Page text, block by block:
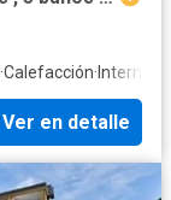
·Calefacción· Internet
Ver en detalle